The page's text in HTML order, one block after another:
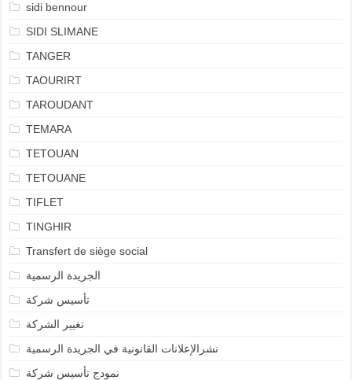
sidi bennour
SIDI SLIMANE
TANGER
TAOURIRT
TAROUDANT
TEMARA
TETOUAN
TETOUANE
TIFLET
TINGHIR
Transfert de siège social
الجريدة الرسمية
تأسيس شركة
تغيير الشركة
نشرالإعلانات القانونية في الجريدة الرسمية
نمودج تأسيس شركة